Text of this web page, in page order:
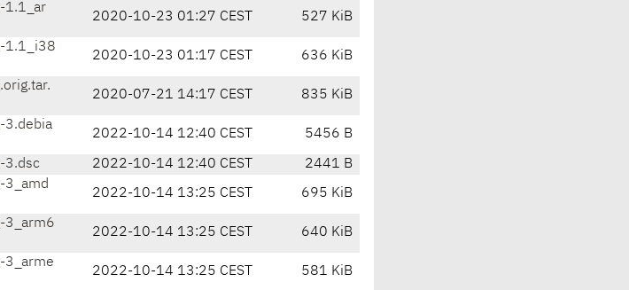
1.1_ar
2020-10-23 01:27 CEST 527 KiB
1.1_i38
2020-10-23 01:17 CEST 636 KiB
2020-07-21 14:17 CEST 835 KiB
3.debia
2022-10-14 12:40 CEST 5456 B
3.dsc 2022-10-14 12:40 CEST
2441 B
3_amd
2022-10-14 13:25 CEST 695 KiB
3_arm6
2022-10-14 13:25 CEST 640 KiB
3_arme
2022-10-14 13:25 CEST 581 KiB